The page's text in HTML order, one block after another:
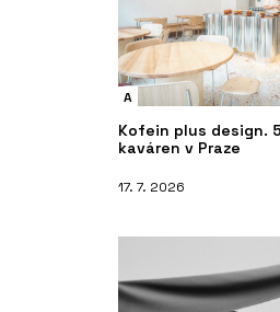
A
Kofein plus design.
kaváren v Praze
17. 7. 2026